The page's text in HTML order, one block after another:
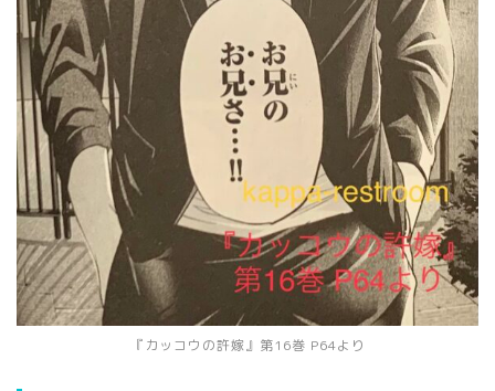
『カッコウの許嫁』第16巻 P64より